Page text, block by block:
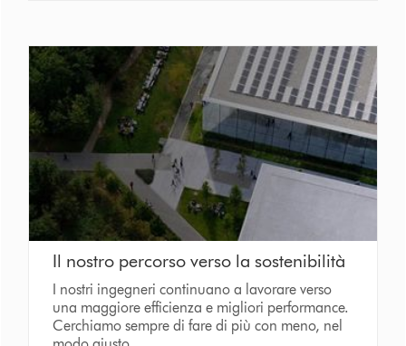
Il nostro percorso verso la sostenibilità
I nostri ingegneri continuano a lavorare verso
una maggiore efficienza e migliori performance.
Cerchiamo sempre di fare di più con meno, nel